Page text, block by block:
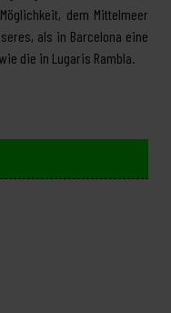
dem Mittelmeer
als in Barcelona eine
die in Lugaris Rambla.